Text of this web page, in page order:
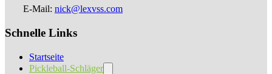
E-Mail: nick@lexvss.com
Schnelle Links
Startseite
Pickleball-Schläger